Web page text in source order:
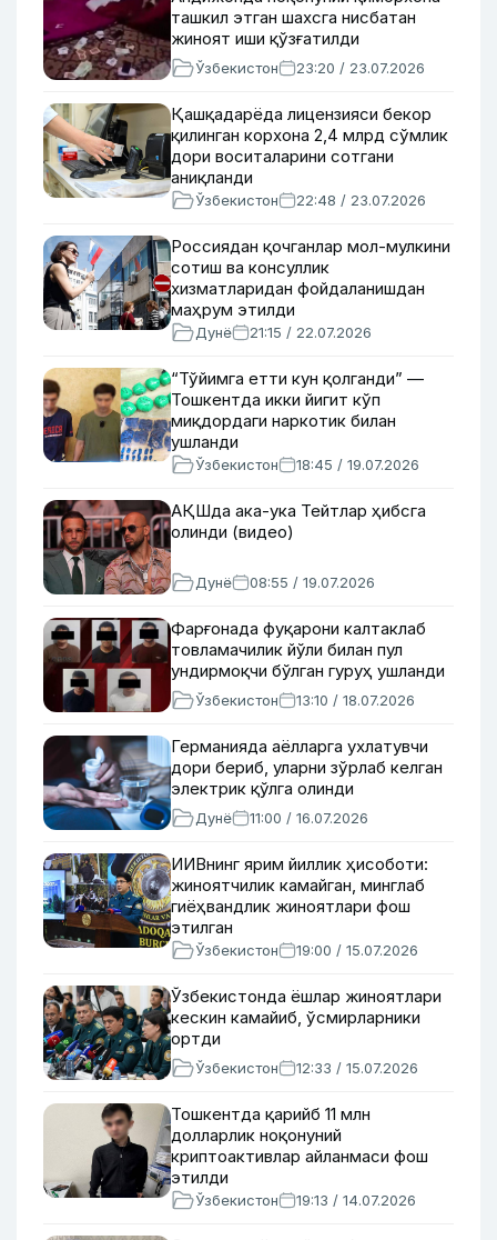
ташкил этган шахсга нисбатан
жиноят иши қўзғатилди
Ўзбекистон 23:20 / 23.07.2026
Қашқадарёда лицензияси бекор
қилинган корхона 2,4 млрд сўмлик
дори воситаларини сотгани
аниқланди
Ўзбекистон 22:48 / 23.07.2026
Россиядан қочганлар мол-мулкини
сотиш ва консуллик
хизматларидан фойдаланишдан
маҳрум этилди
Дунё 21:15 / 22.07.2026
“Тўйимга етти кун қолганди” —
Тошкентда икки йигит кўп
миқдордаги наркотик билан
ушланди
Ўзбекистон 18:45 / 19.07.2026
АҚШда ака-ука Тейтлар ҳибсга
олинди (видео)
Дунё 08:55 / 19.07.2026
Фарғонада фуқарони калтаклаб
товламачилик йўли билан пул
ундирмоқчи бўлган гуруҳ ушланди
Ўзбекистон 13:10 / 18.07.2026
Германияда аёлларга ухлатувчи
дори бериб, уларни зўрлаб келган
электрик қўлга олинди
Дунё 11:00 / 16.07.2026
ИИВнинг ярим йиллик ҳисоботи:
жиноятчилик камайган, минглаб
гиёҳвандлик жиноятлари фош
этилган
Ўзбекистон 19:00 / 15.07.2026
Ўзбекистонда ёшлар жиноятлари
кескин камайиб, ўсмирларники
ортди
Ўзбекистон 12:33 / 15.07.2026
Тошкентда қарийб 11 млн
долларлик ноқонуний
криптоактивлар айланмаси фош
этилди
Ўзбекистон 19:13 / 14.07.2026